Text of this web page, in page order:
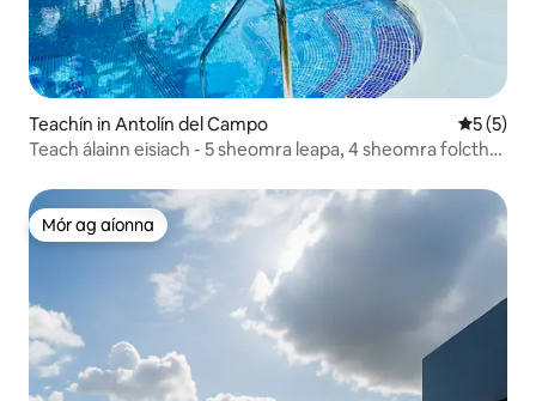
Teachín in Antolín del Campo
5 (5)
Teach álainn eisiach - 5 sheomra leapa, 4 sheomra folctha,
Mór ag aíonna
Mór ag aíonna